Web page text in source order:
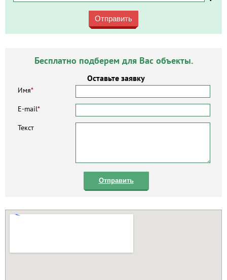
Отправить
Бесплатно подберем для Вас объекты.
Оставьте заявку
Имя*
E-mail*
Текст
Отправить